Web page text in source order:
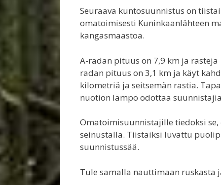
Seuraava kuntosuunnistus on
omatoimisesti Kuninkaanlähteen
kangasmaastoa.
A-radan pituus on 7,9 km ja
radan pituus on 3,1 km ja käyt
kilometriä ja seitsemän rastia.
nuotion lämpö odottaa
Omatoimisuunnistajille tiedoksi
seinustalla. Tiistaiksi luvattu
suunnistussää.
Tule samalla nauttimaan ruskasta